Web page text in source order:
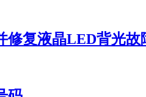
修复液晶LED背光